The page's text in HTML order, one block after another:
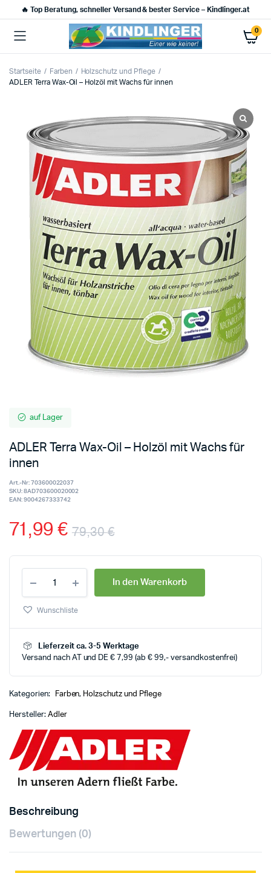
🔥 Top Beratung, schneller Versand & bester Service – Kindlinger.at
0
Startseite Farben
Holzschutz und Pflege
ADLER Terra Wax-Oil – Holzöl mit Wachs für innen
auf Lager
ADLER Terra Wax-Oil – Holzöl mit Wachs für
innen
Art.-Nr:703600022037
SKU: 8AD703600020002
EAN:9004267333742
79,30€
71,99€
In den Warenkorb
Wunschliste
Lieferzeit ca. 3-5 Werktage
Versand nach AT und DE € 7,99 (ab € 99,- versandkostenfrei)
Kategorien: Farben, Holzschutz und Pflege
Hersteller: Adler
Beschreibung
Bewertungen (0)